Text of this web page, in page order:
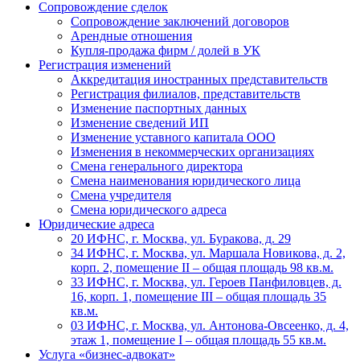
Сопровождение сделок
Сопровождение заключений договоров
Арендные отношения
Купля-продажа фирм / долей в УК
Регистрация изменений
Аккредитация иностранных представительств
Регистрация филиалов, представительств
Изменение паспортных данных
Изменение сведений ИП
Изменение уставного капитала ООО
Изменения в некоммерческих организациях
Смена генерального директора
Смена наименования юридического лица
Смена учредителя
Смена юридического адреса
Юридические адреса
20 ИФНС, г. Москва, ул. Буракова, д. 29
34 ИФНС, г. Москва, ул. Маршала Новикова, д. 2,
корп. 2, помещение II – общая площадь 98 кв.м.
33 ИФНС, г. Москва, ул. Героев Панфиловцев, д.
16, корп. 1, помещение III – общая площадь 35
кв.м.
03 ИФНС, г. Москва, ул. Антонова-Овсеенко, д. 4,
этаж 1, помещение I – общая площадь 55 кв.м.
Услуга «бизнес-адвокат»